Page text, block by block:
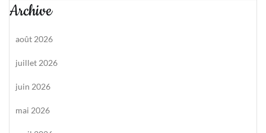
Archive
août 2026
juillet 2026
juin 2026
mai 2026